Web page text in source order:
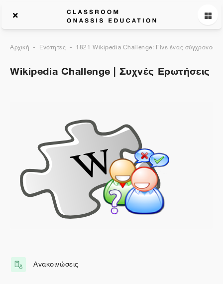
Αρχική Ενότητες 1821 Wikipedia Challenge: Γίνε ένας σύγχρονος
Wikipedia Challenge | Συχνές Ερωτήσεις
ΓενικάΑνακοινώσεις
Φόρουμ